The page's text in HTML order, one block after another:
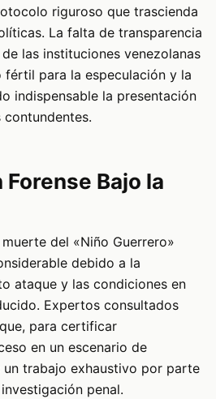
riguroso que trascienda
La falta de transparencia
las instituciones venezolanas
fértil para la especulación y la
indispensable la presentación
Bajo la
del «Niño Guerrero»
debido a la
ataque y las condiciones en
Expertos consultados
para certificar
en un escenario de
un trabajo exhaustivo por parte
penal.